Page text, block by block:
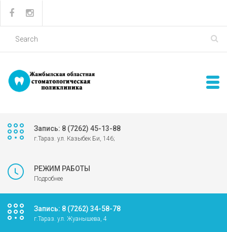
Запись: 8 (7262) 45-13-88
г.Тараз. ул. Казыбек Би, 146;
РЕЖИМ РАБОТЫ
Подробнее
Запись: 8 (7262) 34-58-78
г.Тараз. ул. Жуанышева, 4